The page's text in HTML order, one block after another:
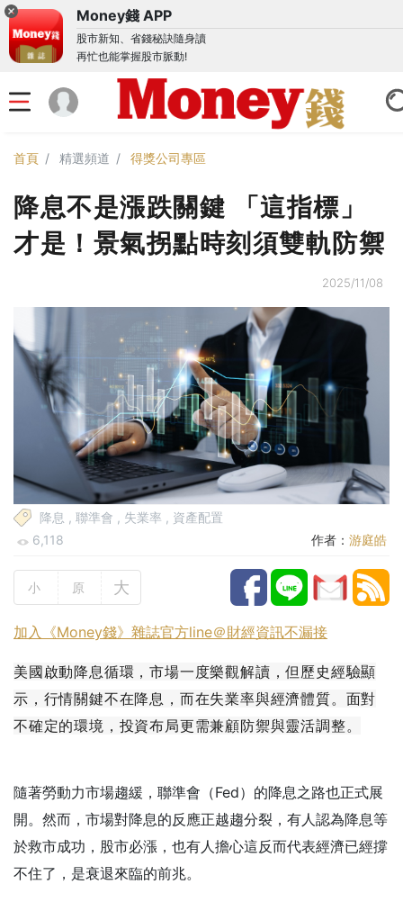
Money錢 APP
股市新知、省錢秘訣隨身讀
再忙也能掌握股市脈動!
首頁 精選頻道 得獎公司專區
降息不是漲跌關鍵 「這指標」
才是！景氣拐點時刻須雙軌防禦
2025/11/08
降息 , 聯準會 , 失業率 , 資產配置
6,118
作者： 游庭皓
小 原 大
加入《Money錢》雜誌官方line＠財經資訊不漏接
美國啟動降息循環，市場一度樂觀解讀，但歷史經驗顯
示，行情關鍵不在降息，而在失業率與經濟體質。面對
不確定的環境，投資布局更需兼顧防禦與靈活調整。
隨著勞動力市場趨緩，聯準會（Fed）的降息之路也正式展
開。然而，市場對降息的反應正越趨分裂，有人認為降息等
於救市成功，股市必漲，也有人擔心這反而代表經濟已經撐
不住了，是衰退來臨的前兆。